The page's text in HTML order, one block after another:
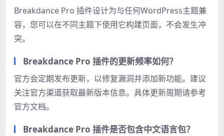
Breakdance Pro 插件设计为与任何WordPress主题兼
容，您可以在不同主题下使用它构建页面，不会发生冲
突。
Breakdance Pro 插件的更新频率如何？
官方会定期发布更新，以修复漏洞并添加新功能。建议
关注官方渠道获取最新版本信息。具体更新周期请参考
官方文档。
Breakdance Pro 插件是否包含中文语言包？